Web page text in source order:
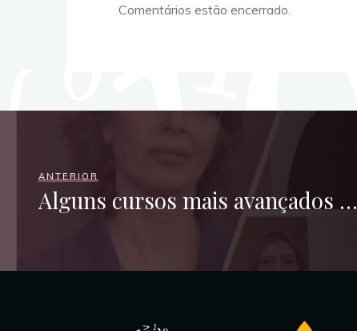
Comentários estão encerrado.
ANTERIOR
Alguns cursos mais avançados …